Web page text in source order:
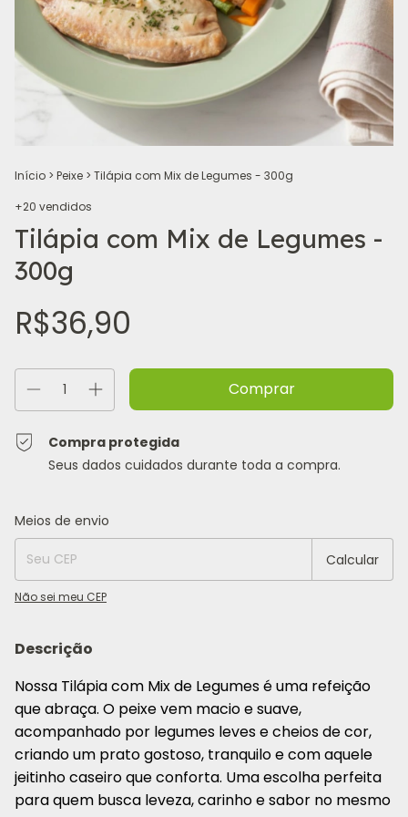
Início > Peixe > Tilápia com Mix de Legumes - 300g
+20 vendidos
Tilápia com Mix de Legumes -
300g
R$36,90
Compra protegida
Seus dados cuidados durante toda a compra.
Entregas para o CEP:
Meios de envio
Calcular
Não sei meu CEP
Descrição
Nossa Tilápia com Mix de Legumes é uma refeição
que abraça. O peixe vem macio e suave,
acompanhado por legumes leves e cheios de cor,
criando um prato gostoso, tranquilo e com aquele
jeitinho caseiro que conforta. Uma escolha perfeita
para quem busca leveza, carinho e sabor no mesmo